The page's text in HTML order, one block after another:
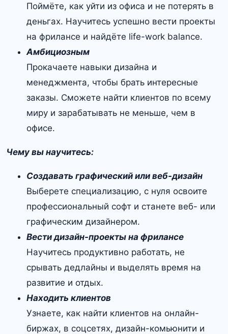
Поймёте, как уйти из офиса и не потерять в
деньгах. Научитесь успешно вести проекты
на фрилансе и найдёте life-work balance.
Амбициозным
Прокачаете навыки дизайна и
менеджмента, чтобы брать интересные
заказы. Сможете найти клиентов по всему
миру и зарабатывать не меньше, чем в
офисе.
Чему вы научитесь:
Создавать графический или веб-дизайн
Выберете специализацию, с нуля освоите
профессиональный софт и станете веб- или
графическим дизайнером.
Вести дизайн-проекты на фрилансе
Научитесь продуктивно работать, не
срывать дедлайны и выделять время на
развитие и отдых.
Находить клиентов
Узнаете, как найти клиентов на онлайн-
биржах, в соцсетях, дизайн-комьюнити и